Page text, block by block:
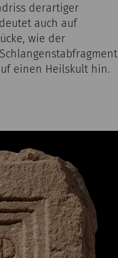
derartiger
auch auf
wie der
einen Heilskult hin.